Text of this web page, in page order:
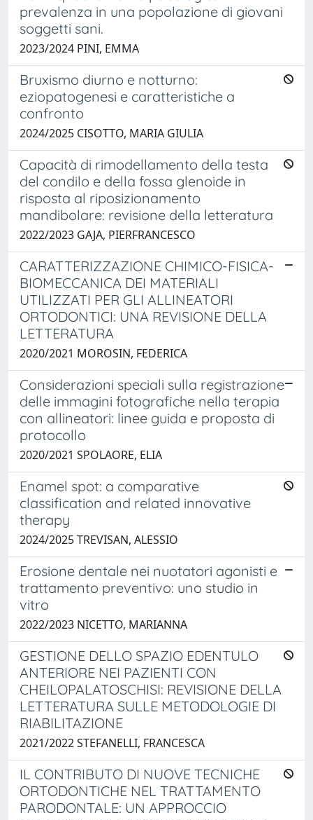
prevalenza in una popolazione di giovani
soggetti sani.
2023/2024 PINI, EMMA
Bruxismo diurno e notturno:
eziopatogenesi e caratteristiche a
confronto
2024/2025 CISOTTO, MARIA GIULIA
Capacità di rimodellamento della testa
del condilo e della fossa glenoide in
risposta al riposizionamento
mandibolare: revisione della letteratura
2022/2023 GAJA, PIERFRANCESCO
CARATTERIZZAZIONE CHIMICO-FISICA-
BIOMECCANICA DEI MATERIALI
UTILIZZATI PER GLI ALLINEATORI
ORTODONTICI: UNA REVISIONE DELLA
LETTERATURA
2020/2021 MOROSIN, FEDERICA
Considerazioni speciali sulla registrazione
delle immagini fotografiche nella terapia
con allineatori: linee guida e proposta di
protocollo
2020/2021 SPOLAORE, ELIA
Enamel spot: a comparative
classification and related innovative
therapy
2024/2025 TREVISAN, ALESSIO
Erosione dentale nei nuotatori agonisti e
trattamento preventivo: uno studio in
vitro
2022/2023 NICETTO, MARIANNA
GESTIONE DELLO SPAZIO EDENTULO
ANTERIORE NEI PAZIENTI CON
CHEILOPALATOSCHISI: REVISIONE DELLA
LETTERATURA SULLE METODOLOGIE DI
RIABILITAZIONE
2021/2022 STEFANELLI, FRANCESCA
IL CONTRIBUTO DI NUOVE TECNICHE
ORTODONTICHE NEL TRATTAMENTO
PARODONTALE: UN APPROCCIO